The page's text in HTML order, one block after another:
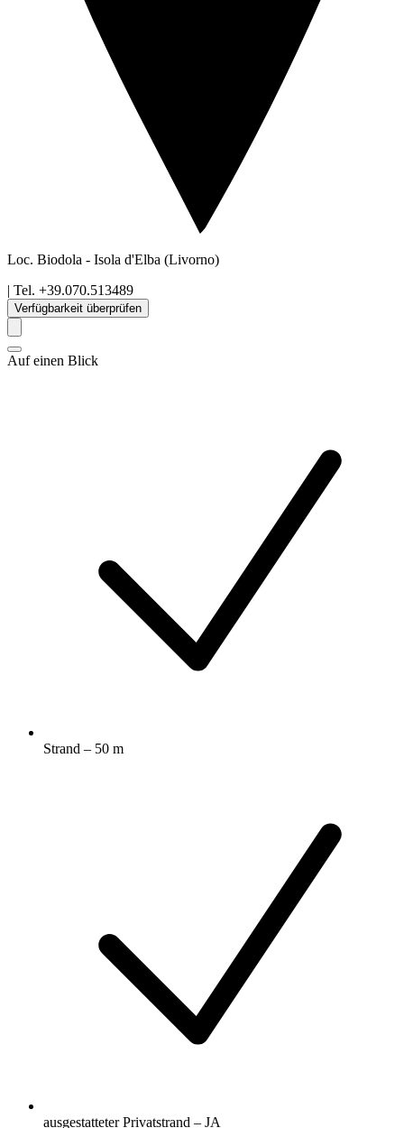
Loc. Biodola - Isola d'Elba (Livorno)
| Tel. +39.070.513489
Verfügbarkeit überprüfen
Auf einen Blick
Strand – 50 m
ausgestatteter Privatstrand – JA